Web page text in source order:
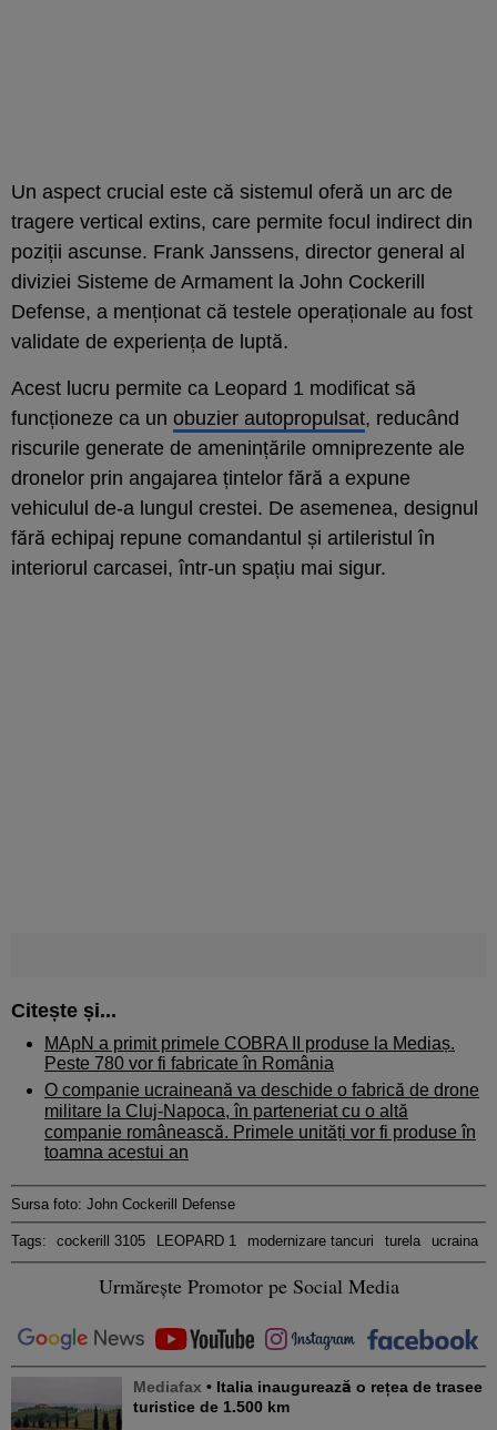
Un aspect crucial este că sistemul oferă un arc de
tragere vertical extins, care permite focul indirect din
poziții ascunse. Frank Janssens, director general al
diviziei Sisteme de Armament la John Cockerill
Defense, a menționat că testele operaționale au fost
validate de experiența de luptă.
Acest lucru permite ca Leopard 1 modificat să
funcționeze ca un obuzier autopropulsat, reducând
riscurile generate de amenințările omniprezente ale
dronelor prin angajarea țintelor fără a expune
vehiculul de-a lungul crestei. De asemenea, designul
fără echipaj repune comandantul și artileristul în
interiorul carcasei, într-un spațiu mai sigur.
Citește și...
MApN a primit primele COBRA II produse la Mediaș.
Peste 780 vor fi fabricate în România
O companie ucraineană va deschide o fabrică de drone
militare la Cluj-Napoca, în parteneriat cu o altă
companie românească. Primele unități vor fi produse în
toamna acestui an
Sursa foto: John Cockerill Defense
Tags: cockerill 3105 LEOPARD 1 modernizare tancuri turela ucraina
Urmărește Promotor pe Social Media
Mediafax • Italia inaugurează o rețea de trasee
turistice de 1.500 km